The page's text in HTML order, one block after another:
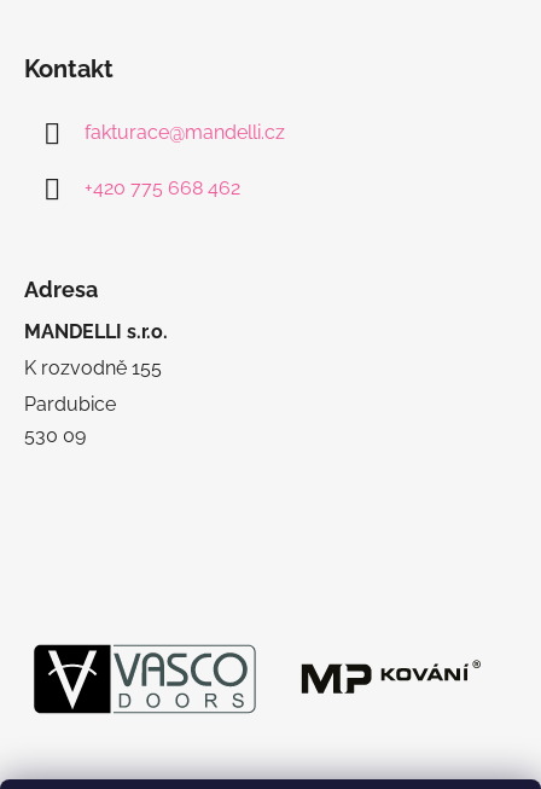
Kontakt
fakturace@mandelli.cz
+420 775 668 462
Adresa
MANDELLI s.r.o.
K rozvodně 155
Pardubice
530 09